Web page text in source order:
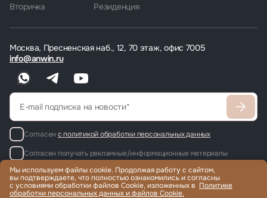
Москва, Пресненская наб., 12, 70 этаж, офис 7005
info@anwin.ru
Согласен с политикой обработки персональных данных
Согласен получать рекламные/информационные материалы
Вторичка
Резиденция
Продажа и аренда элитной недвижимости по всему миру, помощь
Мы используем файлы cookie. Продолжая работу с сайтом,
вы подтверждаете, что полностью ознакомились и согласны
с условиями обработки файлов Cookie, изложенных в Политике
обработки персональных данных и файлов Cookie.